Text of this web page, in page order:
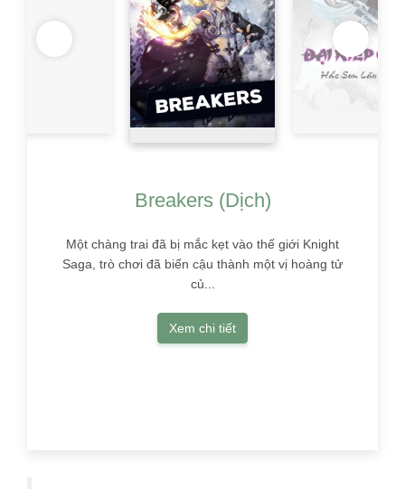
Breakers (Dịch)
Một chàng trai đã bị mắc kẹt vào thế giới Knight
Saga, trò chơi đã biến cậu thành một vị hoàng tử
củ...
Xem chi tiết